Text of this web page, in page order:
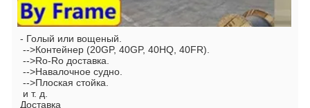
- Голый или вощеный.
-->Контейнер (20GP, 40GP, 40HQ, 40FR).
-->Ro-Ro доставка.
-->Навалочное судно.
-->Плоская стойка.
и т. д.
Доставка